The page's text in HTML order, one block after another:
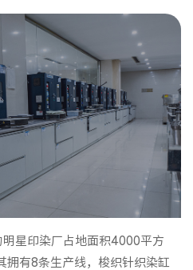
星印染厂占地面积4000平方
拥有8条生产线，梭织针织染缸